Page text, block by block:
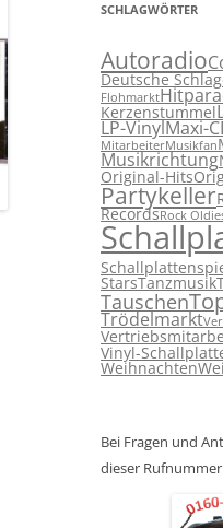
SCHLAGWÖRTER
Autoradio
Deutsche
Flohmarkt
Kerzenstummel
LP-VinylMaxi-
MitarbeiterMusikfan
Musikrichtung
Original-Hits
Partykeller
RecordsRock
StarsTanzmusik
Tauschen
Trödelmarkt
Vinyl-
Weihnachten
Bei Fragen und
dieser